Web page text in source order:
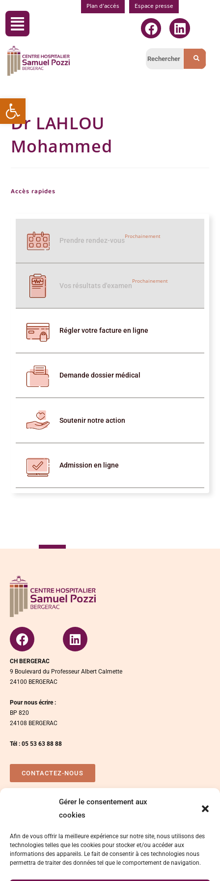
Ouvrir la barre d’outils
Gérer le consentement aux
cookies
Afin de vous offrir la meilleure expérience sur notre site, nous utilisons des
technologies telles que les cookies pour stocker et/ou accéder aux
informations des appareils. Le fait de consentir à ces technologies nous
permettra de traiter des données tel que le comportement de navigation.
Plan d’accés Espace presse
Dr LAHLOU
Mohammed
Accès rapides
Prendre rendez-vous
Prochainement
Vos résultats d'examen
Prochainement
Régler votre facture en ligne
Demande dossier médical
Soutenir notre action
Admission en ligne
CH BERGERAC
9 Boulevard du Professeur Albert Calmette
24100 BERGERAC
Pour nous écrire :
BP 820
24108 BERGERAC
Tél : 05 53 63 88 88
CONTACTEZ-NOUS
Espace presse